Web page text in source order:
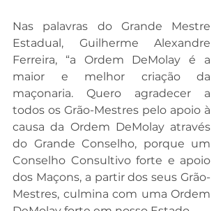
Nas palavras do Grande Mestre
Estadual, Guilherme Alexandre
Ferreira, “a Ordem DeMolay é a
maior e melhor criação da
maçonaria. Quero agradecer a
todos os Grão-Mestres pelo apoio à
causa da Ordem DeMolay através
do Grande Conselho, porque um
Conselho Consultivo forte e apoio
dos Maçons, a partir dos seus Grão-
Mestres, culmina com uma Ordem